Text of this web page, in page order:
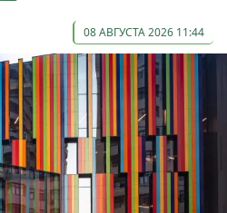
08 АВГУСТА 2026 11:44